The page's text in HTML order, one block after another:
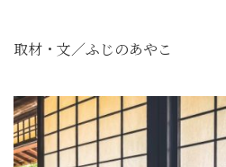
取材・文／ふじのあやこ